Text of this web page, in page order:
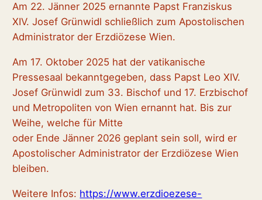
Am 22. Jänner 2025 ernannte Papst Franziskus
XIV. Josef Grünwidl schließlich zum Apostolischen
Administrator der Erzdiözese Wien.
Am 17. Oktober 2025 hat der vatikanische
Pressesaal bekanntgegeben, dass Papst Leo XIV.
Josef Grünwidl zum 33. Bischof und 17. Erzbischof
und Metropoliten von Wien ernannt hat. Bis zur
Weihe, welche für Mitte
oder Ende Jänner 2026 geplant sein soll, wird er
Apostolischer Administrator der Erzdiözese Wien
bleiben.
Weitere Infos: https://www.erzdioezese-